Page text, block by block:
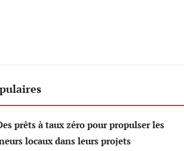
prêts à taux zéro pour propulser les
locaux dans leurs projets